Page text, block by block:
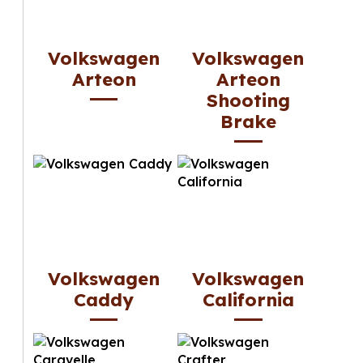
Volkswagen
Arteon
Volkswagen
Arteon
Shooting
Brake
Volkswagen
Caddy
Volkswagen
California